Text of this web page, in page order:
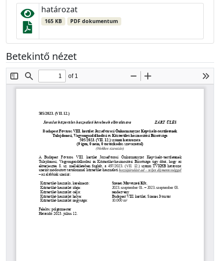
határozat
165 KB PDF dokumentum
Betekintő nézet